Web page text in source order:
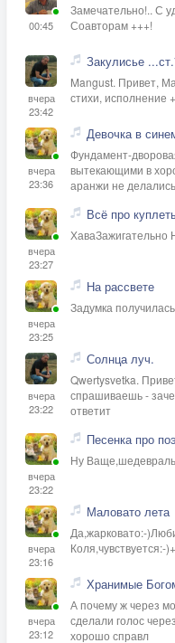
00:45
Замечательно!.. С
Соавторам +++!
вчера
23:42
Закулисье
Mangust. Привет,
стихи, исполнение
вчера
23:36
Девочка в
Фундамент-
вытекающими в
аранжи не
вчера
23:27
Всё про
ХаваЗажигательно
вчера
23:25
На рассвете
Задумка
вчера
23:22
Солнца луч.
Qwertysvetka.
спрашиваешь -
ответит
вчера
23:22
Песенка про
Ну
вчера
23:16
Маловато лета
Да,жарковато:-
Коля,чувствуется:-
вчера
23:12
Хранимые
А почему ж через
сделали голос
хорошо справл